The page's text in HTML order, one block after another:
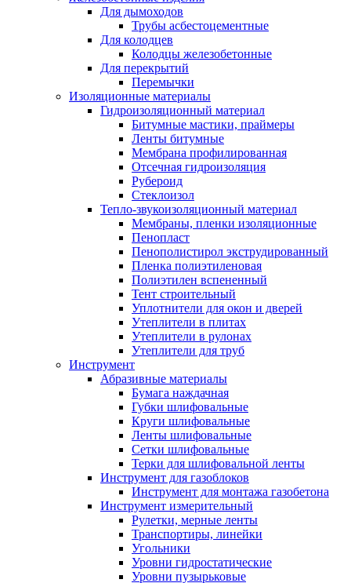
Для дымоходов
Трубы асбестоцементные
Для колодцев
Колодцы железобетонные
Для перекрытий
Перемычки
Изоляционные материалы
Гидроизоляционный материал
Битумные мастики, праймеры
Ленты битумные
Мембрана профилированная
Отсечная гидроизоляция
Рубероид
Стеклоизол
Тепло-звукоизоляционный материал
Мембраны, пленки изоляционные
Пенопласт
Пенополистирол экструдированный
Пленка полиэтиленовая
Полиэтилен вспененный
Тент строительный
Уплотнители для окон и дверей
Утеплители в плитах
Утеплители в рулонах
Утеплители для труб
Инструмент
Абразивные материалы
Бумага наждачная
Губки шлифовальные
Круги шлифовальные
Ленты шлифовальные
Сетки шлифовальные
Терки для шлифовальной ленты
Инструмент для газоблоков
Инструмент для монтажа газобетона
Инструмент измерительный
Рулетки, мерные ленты
Транспортиры, линейки
Угольники
Уровни гидростатические
Уровни пузырьковые